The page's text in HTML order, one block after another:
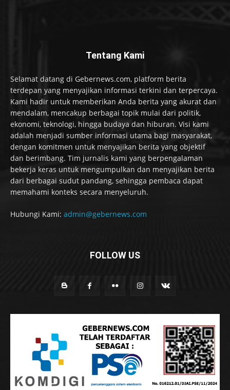
Tentang Kami
Selamat datang di Gebernews.com, platform berita
terdepan yang menyajikan informasi terkini dan terpercaya.
Kami hadir untuk memberikan Anda berita yang akurat dan
mendalam, mencakup berbagai topik mulai dari politik,
ekonomi, teknologi, hingga budaya dan hiburan. Visi kami
adalah menjadi sumber informasi utama bagi masyarakat,
dengan komitmen untuk menyajikan berita yang objektif
dan berimbang. Tim jurnalis kami yang berpengalaman
bekerja keras untuk mengumpulkan dan menyajikan berita
dari berbagai sudut pandang, sehingga pembaca dapat
memahami konteks secara menyeluruh.
Hubungi Kami: admin@gebernews.com
FOLLOW US